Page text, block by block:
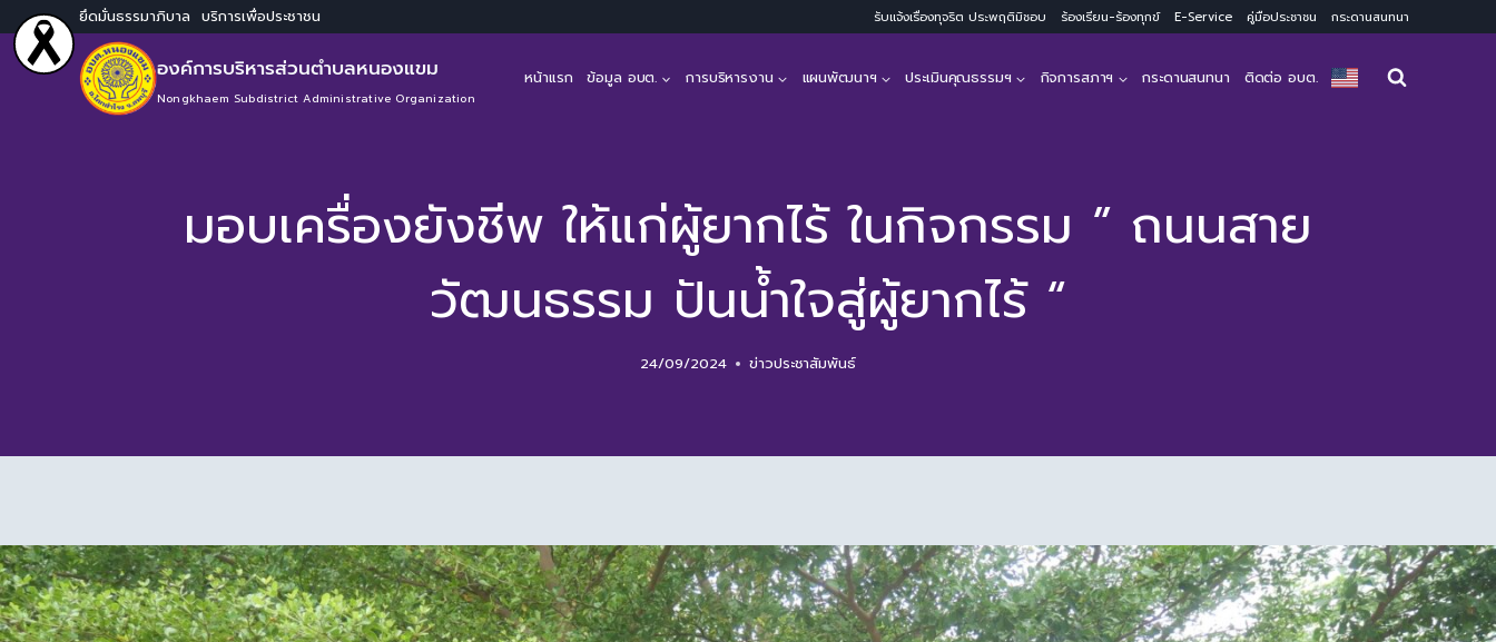
ยึดมั่นธรรมาภิบาล บริการเพื่อประชาชน รับแจ้งเรื่องทุจริต ประพฤติมิชอบ ร้องเรียน-ร้องทุกข์ E-Service คู่มือประชาชน กระดานสนทนา
องค์การบริหารส่วนตำบลหนองแขม
Nongkhaem Subdistrict Administrative Organization
หน้าแรก ข้อมูล อบต. การบริหารงาน แผนพัฒนาฯ ประเมินคุณธรรมฯ กิจการสภาฯ กระดานสนทนา ติดต่อ อบต.
มอบเครื่องยังชีพ ให้แก่ผู้ยากไร้ ในกิจกรรม ” ถนนสาย
วัฒนธรรม ปันน้ำใจสู่ผู้ยากไร้ “
24/09/2024 ข่าวประชาสัมพันธ์